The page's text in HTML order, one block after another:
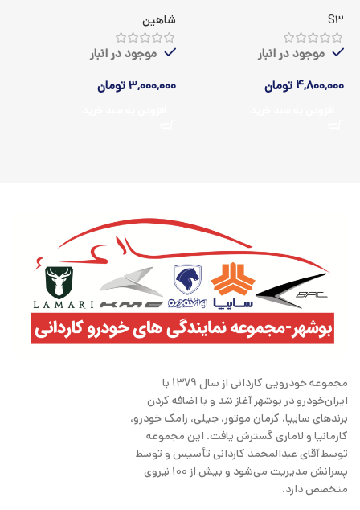
S3
موجود در انبار
4,800,000 تومان
شاهین
موجود در انبار
3,000,000تومان
مجموعه خودرویی کاردانی از سال 1379 با
ایران‌خودرو در بوشهر آغاز شد و با اضافه کردن
برندهای سایپا، کرمان موتور، جیلی، رامک خودرو،
کارمانیا و لاماری گسترش یافت. این مجموعه
توسط آقای عبدالمحمد کاردانی تأسیس و توسط
پسرانش مدیریت می‌شود و بیش از 100 نیروی
متخصص دارد.